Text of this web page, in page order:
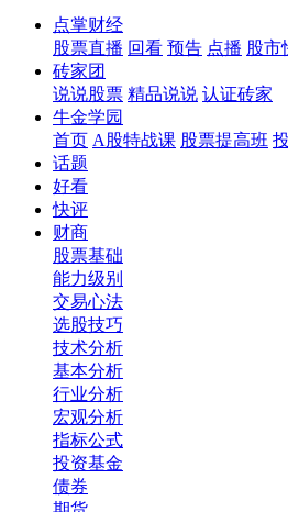
点掌财经
股票直播 回看 预告 点播 股市
砖家团
说说股票 精品说说 认证砖家
牛金学园
首页 A股特战课 股票提高班
话题
好看
快评
财商
股票基础
能力级别
交易心法
选股技巧
技术分析
基本分析
行业分析
宏观分析
指标公式
投资基金
债券